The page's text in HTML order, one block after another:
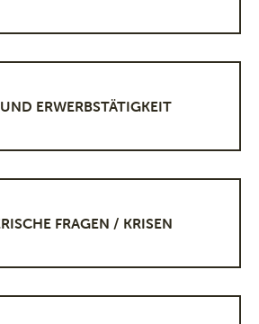
ERWERBSTÄTIGKEIT
FRAGEN / KRISEN